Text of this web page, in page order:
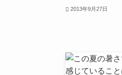
2013年9月27日